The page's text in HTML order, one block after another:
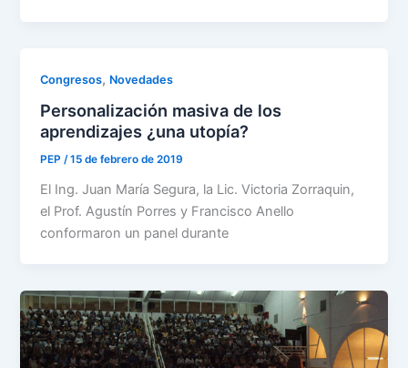
Congresos, Novedades
Personalización masiva de los
aprendizajes ¿una utopía?
PEP/15 de febrero de 2019
El Ing. Juan María Segura, la Lic. Victoria Zorraquin,
el Prof. Agustín Porres y Francisco Anello
conformaron un panel durante